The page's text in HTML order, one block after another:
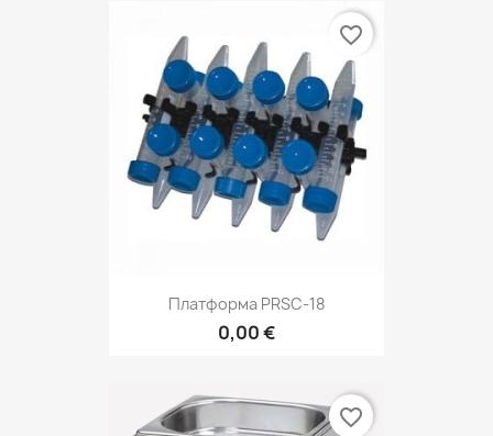
Платформа PRSC-18
0,00 €
favorite_border
favorite_border